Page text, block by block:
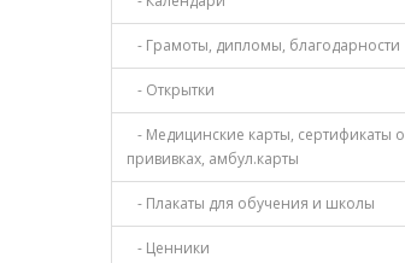
- Грамоты, дипломы, благодарности
- Открытки
- Медицинские карты, сертификаты о
прививках, амбул.карты
- Плакаты для обучения и школы
- Ценники